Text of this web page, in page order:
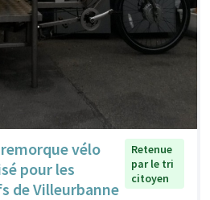
vélo
pour les
de Villeurbanne
Retenue
par le tri
citoyen